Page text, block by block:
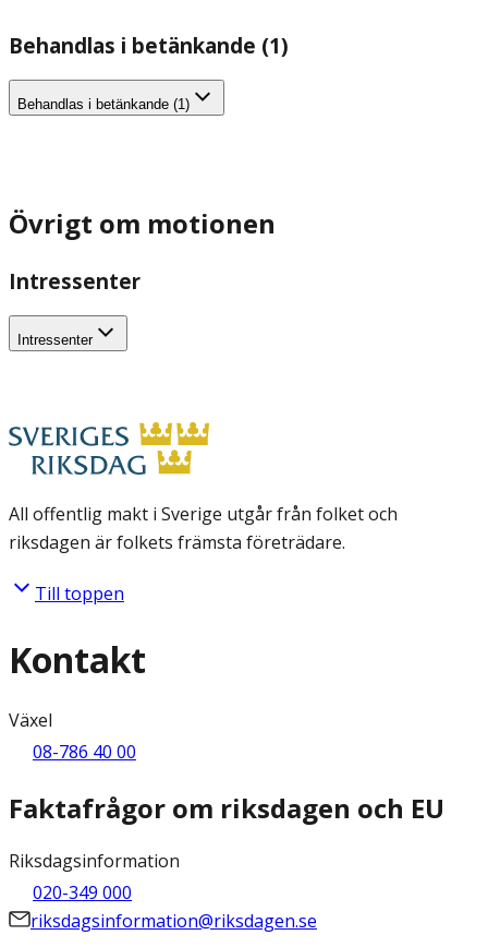
Behandlas i betänkande (1)
Behandlas i betänkande (1)
Övrigt om motionen
Intressenter
Intressenter
All offentlig makt i Sverige utgår från folket och
riksdagen är folkets främsta företrädare.
Till toppen
Kontakt
Växel
08-786 40 00
Faktafrågor om riksdagen och EU
Riksdagsinformation
020-349 000
riksdagsinformation@riksdagen.se